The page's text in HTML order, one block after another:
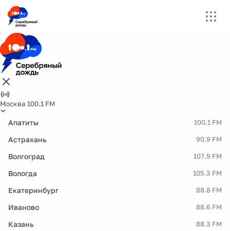
Москва 100.1 FM
Апатиты 100.1 FM
Астрахань 90.9 FM
Волгоград 107.9 FM
Вологда 105.3 FM
Екатеринбург 88.8 FM
Иваново 88.6 FM
Казань 88.3 FM